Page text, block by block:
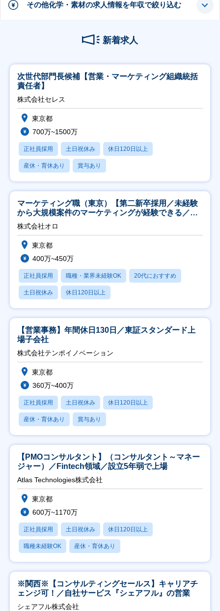
その他化学・素材の求人情報を年収で絞り込む
新着求人
次世代部門長候補【営業・マーケティング組織統括
責任者】
株式会社セレス
東京都
700万~1500万
正社員採用 土日祝休み 休日120日以上
産休・育休あり 賞与あり
マーケティング職（東京）【第二新卒採用／未経験
から大規模案件のマーケティングが経験できる／研
修充実】
株式会社オロ
東京都
400万~450万
正社員採用 職種・業界未経験OK 20代におすすめ
土日祝休み 休日120日以上
【営業事務】年間休日130日／東証スタンダード上
場子会社
株式会社テンポイノベーション
東京都
360万~400万
正社員採用 土日祝休み 休日120日以上
産休・育休あり 賞与あり
【PMOコンサルタント】（コンサルタント～マネー
ジャー）／Fintech領域／設立5年弱で上場
Atlas Technologies株式会社
東京都
600万~1170万
正社員採用 土日祝休み 休日120日以上
職種未経験OK 産休・育休あり
※関西※【コンサルティングセールス】キャリアチ
ェンジ可！／自社サービス『シェアフル』の営業
シェアフル株式会社